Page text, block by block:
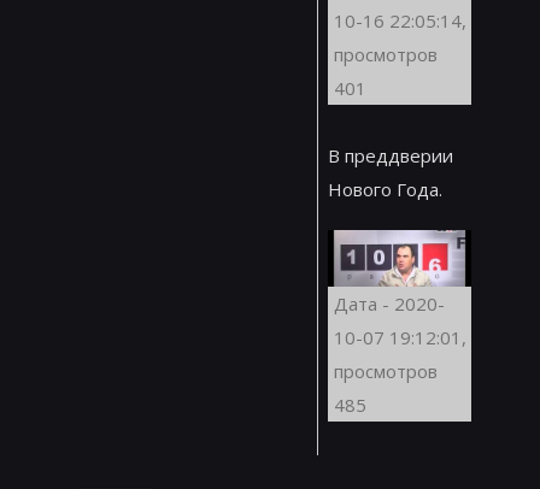
10-16 22:05:14,
просмотров
401
В преддверии
Нового Года.
Дата - 2020-
10-07 19:12:01,
просмотров
485